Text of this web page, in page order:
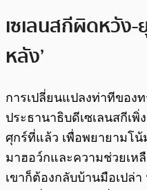
เซเลนสกีผิดหวัง-
หลัง’
การเปลี่ยนแปลงท่าทีของ
ประธานาธิบดีเซเลนสกีเพิ่
ศุกร์ที่แล้ว เพื่อพยายามโ
มาฮอว์กและความช่วยเห
เขาก็ต้องกลับบ้านมือเปล่